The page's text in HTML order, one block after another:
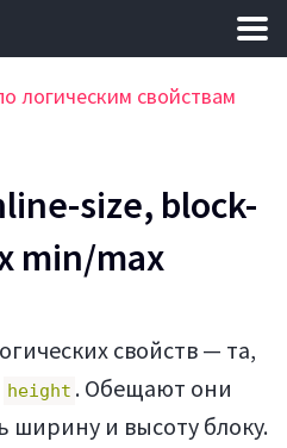
логическим свойствам
size, block-
min/max
свойств — та,
height . Обещают они
ширину и высоту блоку.